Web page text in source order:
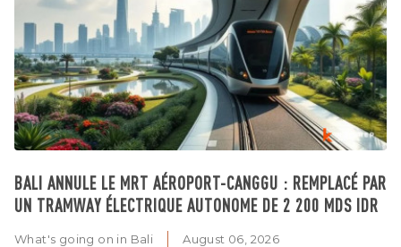
BALI ANNULE LE MRT AÉROPORT-CANGGU : REMPLACÉ PAR
UN TRAMWAY ÉLECTRIQUE AUTONOME DE 2 200 MDS IDR
What's going on in Bali August 06, 2026